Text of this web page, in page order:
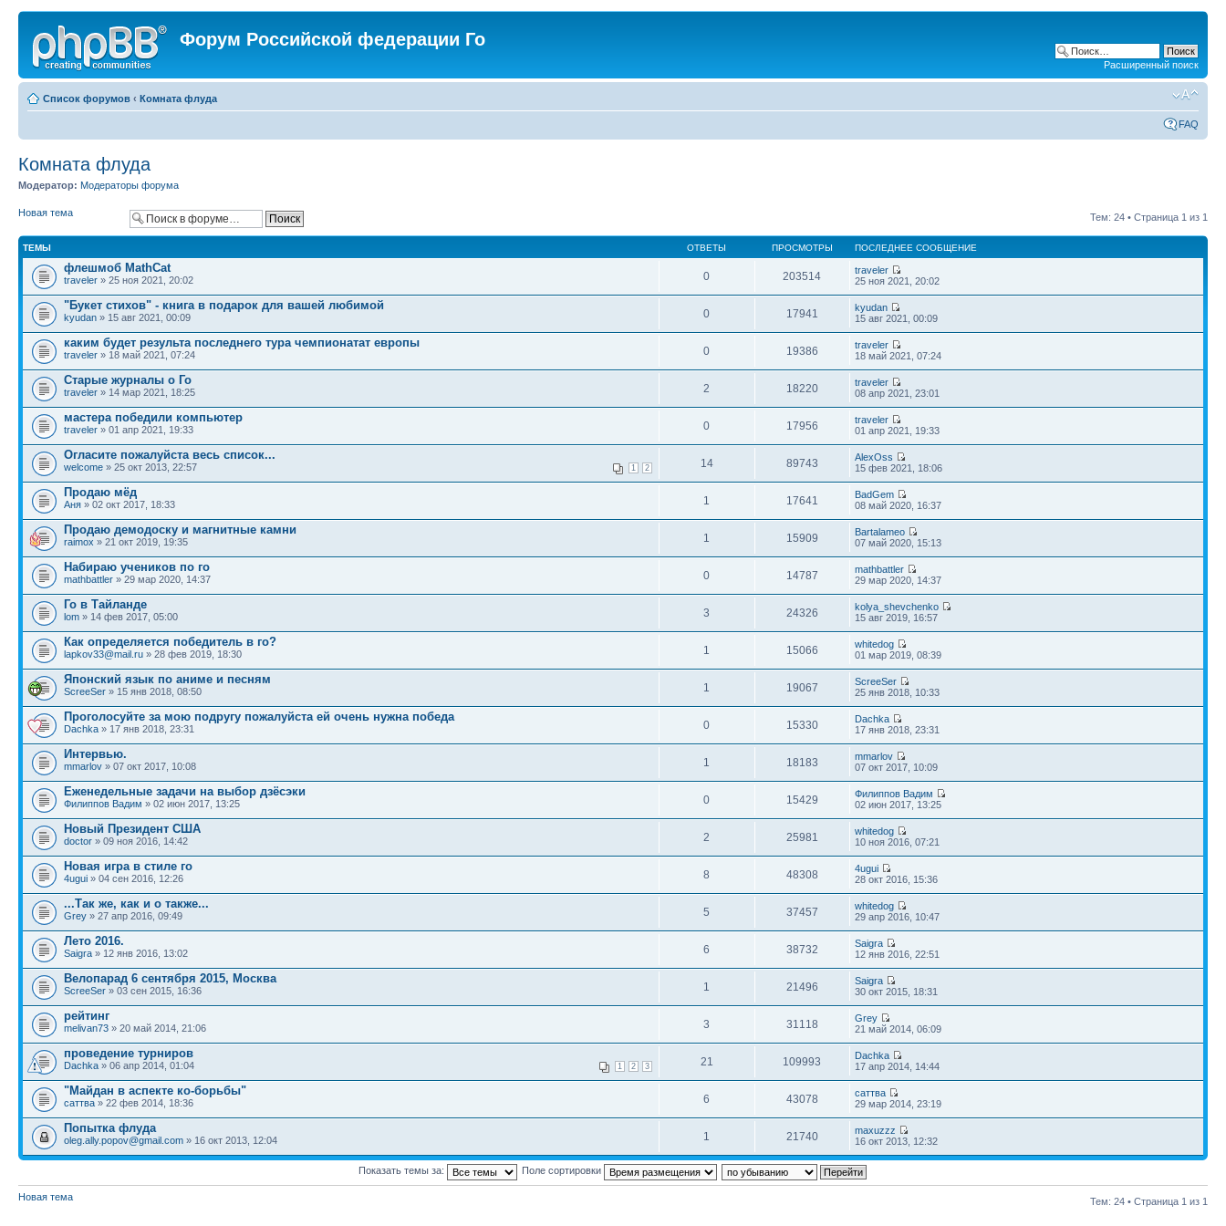
Форум Российской федерации Го
Расширенный поиск
Список форумов ‹ Комната флуда
FAQ
Комната флуда
Модератор: Модераторы форума
Новая тема Тем: 24 • Страница 1 из 1
ТЕМЫ ОТВЕТЫ ПРОСМОТРЫ ПОСЛЕДНЕЕ СООБЩЕНИЕ
флешмоб MathCat
traveler » 25 ноя 2021, 20:02 0 203514
traveler
25 ноя 2021, 20:02
"Букет стихов" - книга в подарок для вашей любимой
kyudan » 15 авг 2021, 00:09 0 17941
kyudan
15 авг 2021, 00:09
каким будет результа последнего тура чемпионатат европы
traveler » 18 май 2021, 07:24 0 19386
traveler
18 май 2021, 07:24
Старые журналы о Го
traveler » 14 мар 2021, 18:25 2 18220
traveler
08 апр 2021, 23:01
мастера победили компьютер
traveler » 01 апр 2021, 19:33 0 17956
traveler
01 апр 2021, 19:33
Огласите пожалуйста весь список...
1 2
welcome » 25 окт 2013, 22:57 14 89743
AlexOss
15 фев 2021, 18:06
Продаю мёд
Аня » 02 окт 2017, 18:33 1 17641
BadGem
08 май 2020, 16:37
Продаю демодоску и магнитные камни
raimox » 21 окт 2019, 19:35 1 15909
Bartalameo
07 май 2020, 15:13
Набираю учеников по го
mathbattler » 29 мар 2020, 14:37 0 14787
mathbattler
29 мар 2020, 14:37
Го в Тайланде
lom » 14 фев 2017, 05:00 3 24326
kolya_shevchenko
15 авг 2019, 16:57
Как определяется победитель в го?
lapkov33@mail.ru » 28 фев 2019, 18:30 1 15066
whitedog
01 мар 2019, 08:39
Японский язык по аниме и песням
ScreeSer » 15 янв 2018, 08:50 1 19067
ScreeSer
25 янв 2018, 10:33
Проголосуйте за мою подругу пожалуйста ей очень нужна победа
Dachka » 17 янв 2018, 23:31 0 15330
Dachka
17 янв 2018, 23:31
Интервью.
mmarlov » 07 окт 2017, 10:08 1 18183
mmarlov
07 окт 2017, 10:09
Еженедельные задачи на выбор дзёсэки
Филиппов Вадим » 02 июн 2017, 13:25 0 15429
Филиппов Вадим
02 июн 2017, 13:25
Новый Президент США
doctor » 09 ноя 2016, 14:42 2 25981
whitedog
10 ноя 2016, 07:21
Новая игра в стиле го
4ugui » 04 сен 2016, 12:26 8 48308
4ugui
28 окт 2016, 15:36
...Так же, как и о также...
Grey » 27 апр 2016, 09:49 5 37457
whitedog
29 апр 2016, 10:47
Лето 2016.
Saigra » 12 янв 2016, 13:02 6 38732
Saigra
12 янв 2016, 22:51
Велопарад 6 сентября 2015, Москва
ScreeSer » 03 сен 2015, 16:36 1 21496
Saigra
30 окт 2015, 18:31
рейтинг
melivan73 » 20 май 2014, 21:06 3 31118
Grey
21 май 2014, 06:09
проведение турниров
1 2 3
Dachka » 06 апр 2014, 01:04 21 109993
Dachka
17 апр 2014, 14:44
"Майдан в аспекте ко-борьбы"
саттва » 22 фев 2014, 18:36 6 43078
саттва
29 мар 2014, 23:19
Попытка флуда
oleg.ally.popov@gmail.com » 16 окт 2013, 12:04 1 21740
maxuzzz
16 окт 2013, 12:32
Показать темы за: Поле сортировки
Новая тема Тем: 24 • Страница 1 из 1